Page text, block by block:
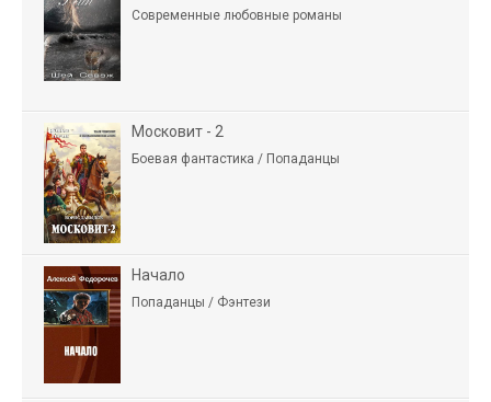
Современные любовные романы
Московит - 2
Боевая фантастика / Попаданцы
Начало
Попаданцы / Фэнтези